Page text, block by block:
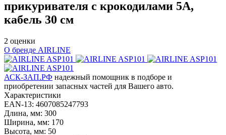
прикуривателя с крокодилами 5А,
кабель 30 см
2 оценки
О бренде AIRLINE
АСК-ЗАП.РФ надежный помощник в подборе и
приобретении запасных частей для Вашего авто.
Характеристики
EAN-13: 4607085247793
Длина, мм: 300
Ширина, мм: 170
Высота, мм: 50